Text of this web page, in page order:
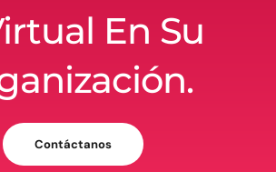
En Su
Contáctanos